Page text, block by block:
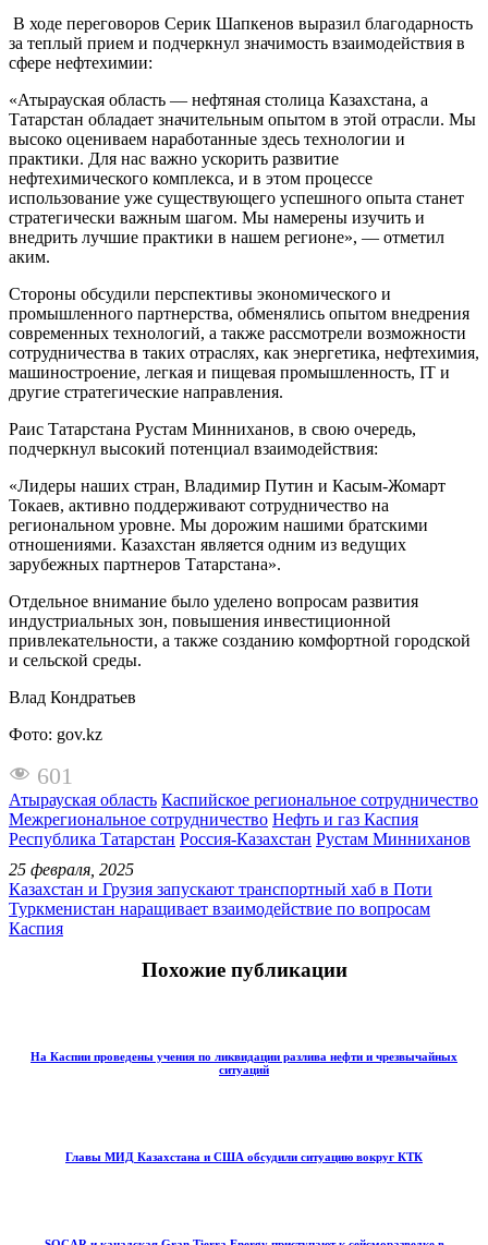
В ходе переговоров Серик Шапкенов выразил благодарность
за теплый прием и подчеркнул значимость взаимодействия в
сфере нефтехимии:
«Атырауская область — нефтяная столица Казахстана, а
Татарстан обладает значительным опытом в этой отрасли. Мы
высоко оцениваем наработанные здесь технологии и
практики. Для нас важно ускорить развитие
нефтехимического комплекса, и в этом процессе
использование уже существующего успешного опыта станет
стратегически важным шагом. Мы намерены изучить и
внедрить лучшие практики в нашем регионе», — отметил
аким.
Стороны обсудили перспективы экономического и
промышленного партнерства, обменялись опытом внедрения
современных технологий, а также рассмотрели возможности
сотрудничества в таких отраслях, как энергетика, нефтехимия,
машиностроение, легкая и пищевая промышленность, IT и
другие стратегические направления.
Раис Татарстана Рустам Минниханов, в свою очередь,
подчеркнул высокий потенциал взаимодействия:
«Лидеры наших стран, Владимир Путин и Касым-Жомарт
Токаев, активно поддерживают сотрудничество на
региональном уровне. Мы дорожим нашими братскими
отношениями. Казахстан является одним из ведущих
зарубежных партнеров Татарстана».
Отдельное внимание было уделено вопросам развития
индустриальных зон, повышения инвестиционной
привлекательности, а также созданию комфортной городской
и сельской среды.
Влад Кондратьев
Фото: gov.kz
601
Атырауская область Каспийское региональное сотрудничество
Межрегиональное сотрудничество Нефть и газ Каспия
Республика Татарстан Россия-Казахстан Рустам Минниханов
25 февраля, 2025
Казахстан и Грузия запускают транспортный хаб в Поти
Туркменистан наращивает взаимодействие по вопросам
Каспия
Похожие публикации
На Каспии проведены учения по ликвидации разлива нефти и чрезвычайных
ситуаций
Главы МИД Казахстана и США обсудили ситуацию вокруг КТК